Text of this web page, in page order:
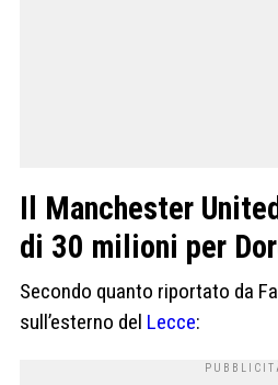
Il Manchester
di 30 milioni per
Secondo quanto riportato da
sull’esterno del Lecce: